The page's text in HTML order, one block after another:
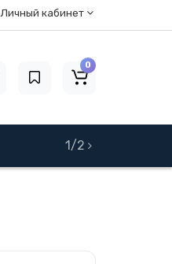
Личный кабинет
0
1/2